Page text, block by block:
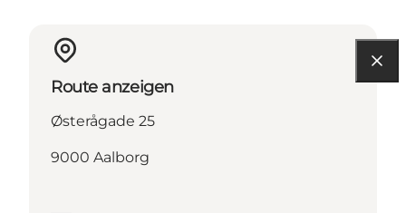
Route anzeigen
Østerågade 25
9000 Aalborg